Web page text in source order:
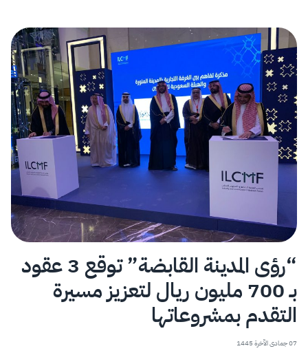
“رؤى المدينة القابضة” توقع 3 عقود
بـ 700 مليون ريال لتعزيز مسيرة
التقدم بمشروعاتها
07 جمادى الآخرة 1445